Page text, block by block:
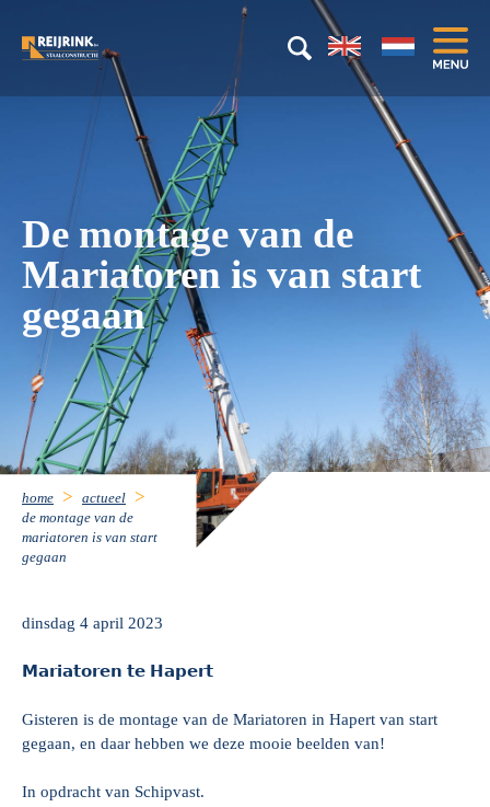
De montage van de
Mariatoren is van start
gegaan
home
actueel
de montage van de
mariatoren is van start
gegaan
dinsdag 4 april 2023
𝗠𝗮𝗿𝗶𝗮𝘁𝗼𝗿𝗲𝗻 𝘁𝗲 𝗛𝗮𝗽𝗲𝗿𝘁
Gisteren is de montage van de Mariatoren in Hapert van start
gegaan, en daar hebben we deze mooie beelden van!
In opdracht van Schipvast.